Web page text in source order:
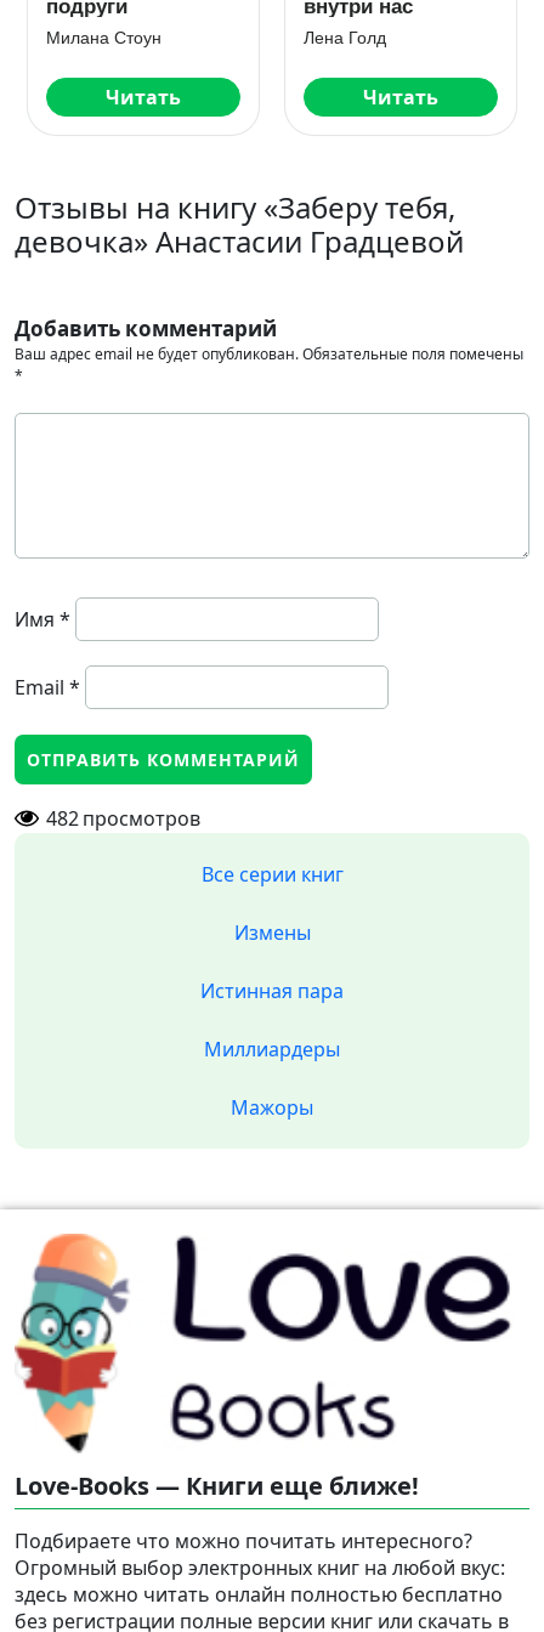
Марья Коваленко
Читать
или влюбиться
Агния Арро
Читать
Отзывы на книгу «Заберу тебя,
девочка» Анастасии Градцевой
Добавить комментарий
Ваш адрес email не будет опубликован.Обязательные поля помечены
*
Имя *
Email *
482просмотров
Все серии книг
Измены
Истинная пара
Миллиардеры
Мажоры
Love-Books — Книги еще ближе!
Подбираете что можно почитать интересного?
Огромный выбор электронных книг на любой вкус:
здесь можно читать онлайн полностью бесплатно
без регистрации полные версии книг или скачать в